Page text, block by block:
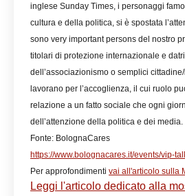
inglese Sunday Times, i personaggi
cultura e della politica, si è spostata
sono very important persons del nostro
titolari di protezione internazionale e
dell’associazionismo o semplici
lavorano per l’accoglienza, il cui ruolo
relazione a un fatto sociale che ogni
dell’attenzione della politica e dei media.
Fonte: BolognaCares
https://www.bolognacares.it/events/vip-
Per approfondimenti vai all'articolo sulla
Leggi l'articolo dedicato alla